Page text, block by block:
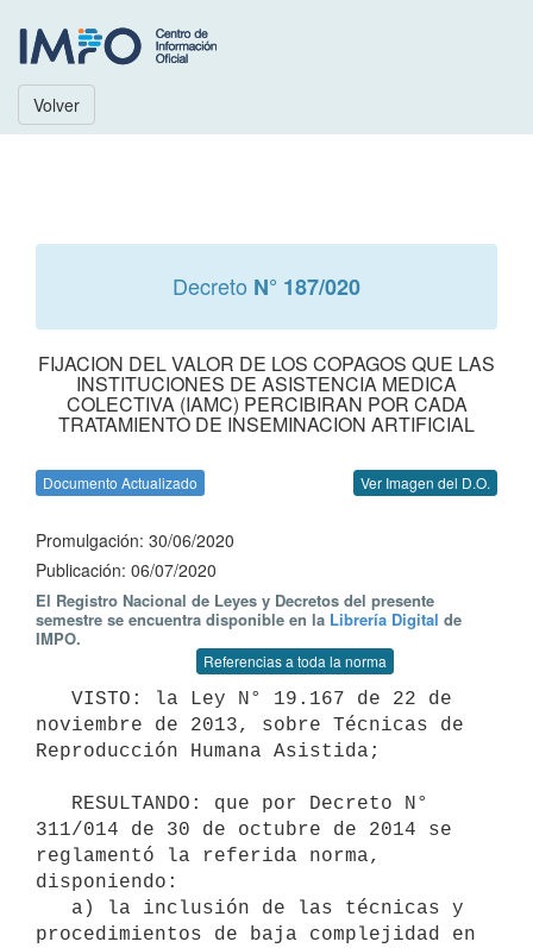
Volver
Decreto N° 187/020
FIJACION DEL VALOR DE LOS COPAGOS QUE LAS
INSTITUCIONES DE ASISTENCIA MEDICA
COLECTIVA (IAMC) PERCIBIRAN POR CADA
TRATAMIENTO DE INSEMINACION ARTIFICIAL
Documento Actualizado Ver Imagen del D.O.
Promulgación: 30/06/2020
Publicación: 06/07/2020
El Registro Nacional de Leyes y Decretos del presente
semestre se encuentra disponible en la Librería Digital de
IMPO.
Referencias a toda la norma
noviembre de 2013, sobre Técnicas de
Reproducción Humana Asistida;
311/014 de 30 de octubre de 2014 se
reglamentó la referida norma,
disponiendo:
procedimientos de baja complejidad en